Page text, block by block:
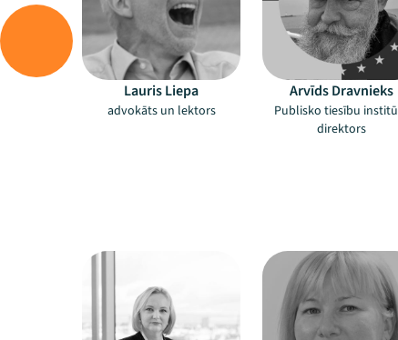
Lauris Liepa
advokāts un lektors
Arvīds Dravnieks
Publisko tiesību
direktors